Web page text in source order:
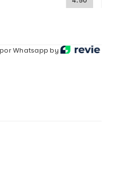
Whatsapp by